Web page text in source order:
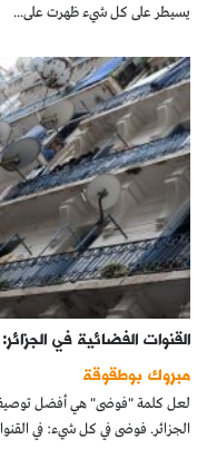
الأرشيف
يسيطر على كل شيء ظهرت على...
القنوات الفضائية في
مبروك بوطقوقة
لعل كلمة "فوضى" هي أفضل توصيف
الجزائر. فوضى في كل شيء: في